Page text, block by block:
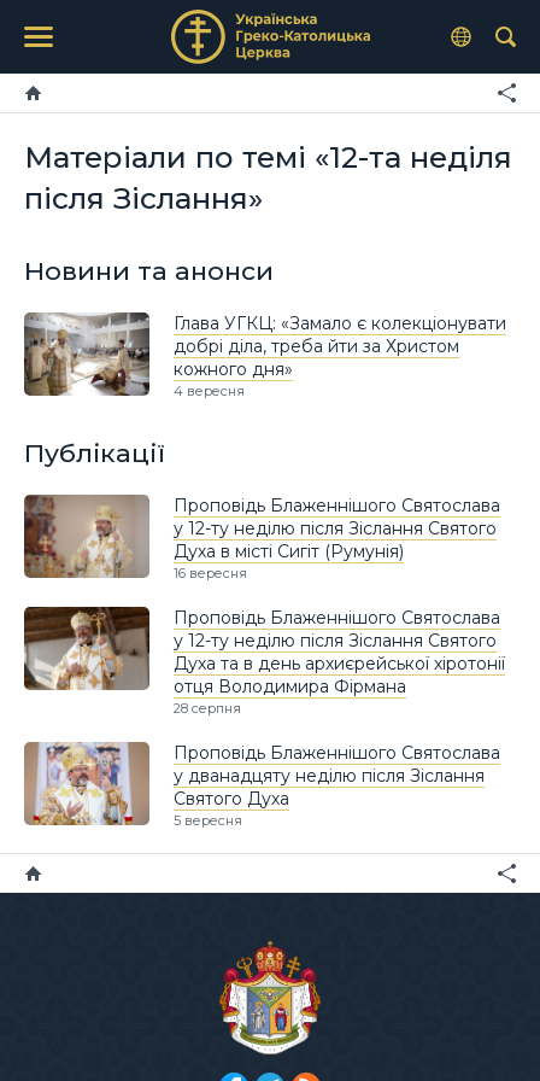
Матеріали по темі «12-та неділя
після Зіслання»
Новини та анонси
Глава УГКЦ: «Замало є колекціонувати
добрі діла, треба йти за Христом
кожного дня»
4 вересня
Публікації
Проповідь Блаженнішого Святослава
у 12-ту неділю після Зіслання Святого
Духа в місті Сигіт (Румунія)
16 вересня
Проповідь Блаженнішого Святослава
у 12-ту неділю після Зіслання Святого
Духа та в день архиєрейської хіротонії
отця Володимира Фірмана
28 серпня
Проповідь Блаженнішого Святослава
у дванадцяту неділю після Зіслання
Святого Духа
5 вересня